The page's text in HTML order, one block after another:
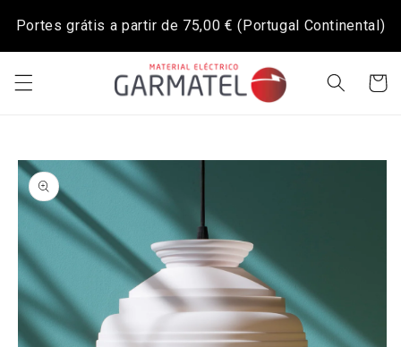
Portes grátis a partir de 75,00 € (Portugal Continental)
para o
conteúdo
a
informação
do produto